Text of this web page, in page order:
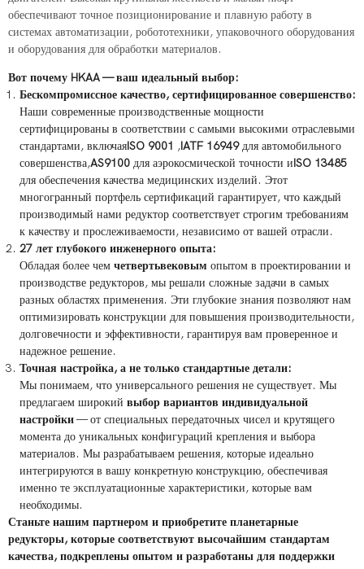
обеспечивают точное позиционирование и плавную работу в
системах автоматизации, робототехники, упаковочного оборудования
и оборудования для обработки материалов.
Вот почему HKAA — ваш идеальный выбор:
Бескомпромиссное качество, сертифицированное совершенство:
Наши современные производственные мощности
сертифицированы в соответствии с самыми высокими отраслевыми
стандартами, включаяISO 9001 ,IATF 16949для автомобильного
совершенства,AS9100 для аэрокосмической точности иISO 13485
для обеспечения качества медицинских изделий. Этот
многогранный портфель сертификаций гарантирует, что каждый
производимый нами редуктор соответствует строгим требованиям
к качеству и прослеживаемости, независимо от вашей отрасли.
27 лет глубокого инженерного опыта:
Обладая более чем четвертьвековым опытом в проектировании и
производстве редукторов, мы решали сложные задачи в самых
разных областях применения. Эти глубокие знания позволяют нам
оптимизировать конструкции для повышения производительности,
долговечности и эффективности, гарантируя вам проверенное и
надежное решение.
Точная настройка, а не только стандартные детали:
Мы понимаем, что универсального решения не существует. Мы
предлагаем широкий выбор вариантов индивидуальной
настройки— от специальных передаточных чисел и крутящего
момента до уникальных конфигураций крепления и выбора
материалов. Мы разрабатываем решения, которые идеально
интегрируются в вашу конкретную конструкцию, обеспечивая
именно те эксплуатационные характеристики, которые вам
необходимы.
Станьте нашим партнером и приобретите планетарные
редукторы, которые соответствуют высочайшим стандартам
качества, подкреплены опытом и разработаны для поддержки